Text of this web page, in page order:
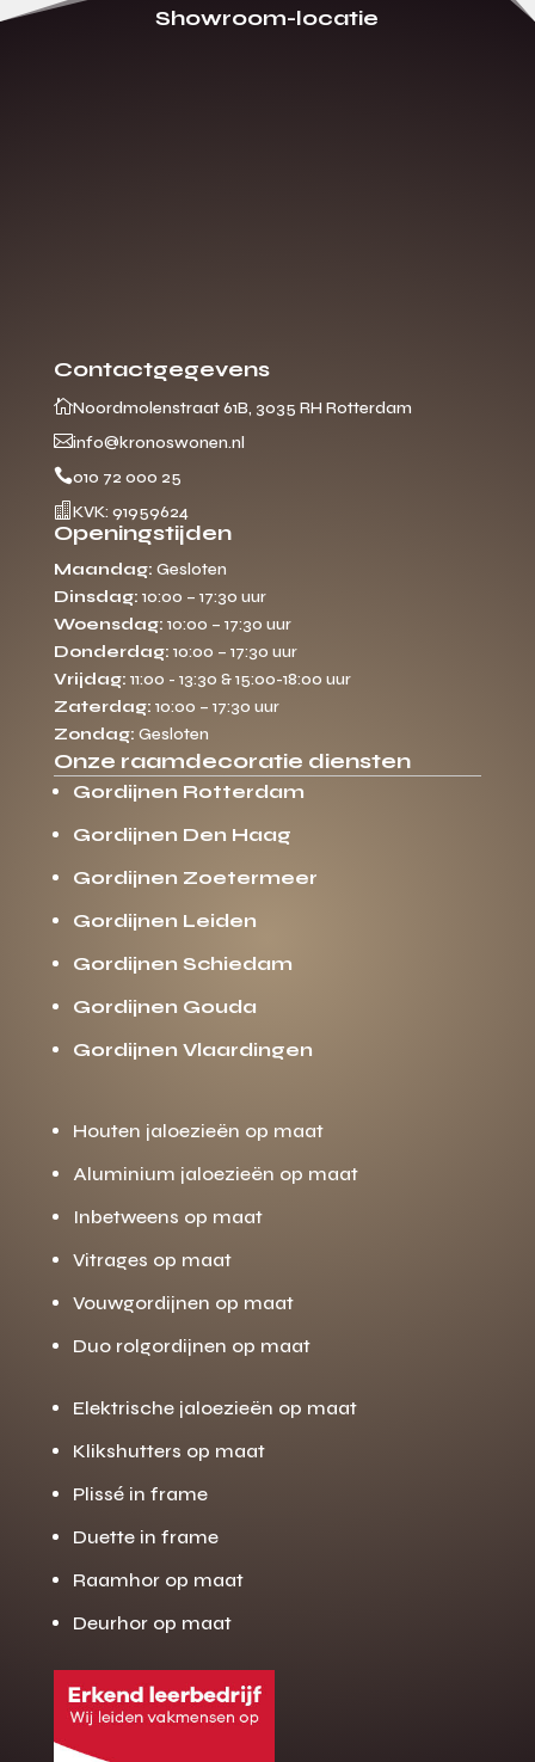
Showroom-locatie
Contactgegevens
Noordmolenstraat 61B, 3035 RH Rotterdam
info@kronoswonen.nl
010 72 000 25
 KVK: 91959624
Openingstijden
Maandag: Gesloten
Dinsdag: 10:00 – 17:30 uur
Woensdag: 10:00 – 17:30 uur
Donderdag: 10:00 – 17:30 uur
Vrijdag: 11:00 - 13:30 & 15:00-18:00 uur
Zaterdag: 10:00 – 17:30 uur
Zondag: Gesloten
Onze raamdecoratie diensten
Gordijnen Rotterdam
Gordijnen Den Haag
Gordijnen Zoetermeer
Gordijnen Leiden
Gordijnen Schiedam
Gordijnen Gouda
Gordijnen Vlaardingen
Houten jaloezieën op maat
Aluminium jaloezieën op maat
Inbetweens op maat
Vitrages op maat
Vouwgordijnen op maat
Duo rolgordijnen op maat
Elektrische jaloezieën op maat
Klikshutters op maat
Plissé in frame
Duette in frame
Raamhor op maat
Deurhor op maat